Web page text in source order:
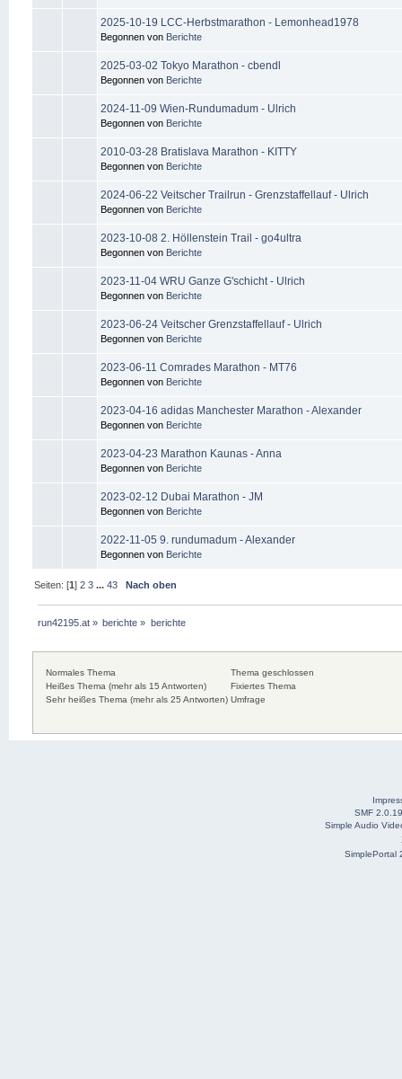
2025-10-19 LCC-Herbstmarathon - Lemonhead1978
Begonnen von Berichte
2025-03-02 Tokyo Marathon - cbendl
Begonnen von Berichte
2024-11-09 Wien-Rundumadum - Ulrich
Begonnen von Berichte
2010-03-28 Bratislava Marathon - KITTY
Begonnen von Berichte
2024-06-22 Veitscher Trailrun - Grenzstaffellauf - Ulrich
Begonnen von Berichte
2023-10-08 2. Höllenstein Trail - go4ultra
Begonnen von Berichte
2023-11-04 WRU Ganze G'schicht - Ulrich
Begonnen von Berichte
2023-06-24 Veitscher Grenzstaffellauf - Ulrich
Begonnen von Berichte
2023-06-11 Comrades Marathon - MT76
Begonnen von Berichte
2023-04-16 adidas Manchester Marathon - Alexander
Begonnen von Berichte
2023-04-23 Marathon Kaunas - Anna
Begonnen von Berichte
2023-02-12 Dubai Marathon - JM
Begonnen von Berichte
2022-11-05 9. rundumadum - Alexander
Begonnen von Berichte
Seiten: [1]2 3 ...43 Nach oben
run42195.at » berichte » berichte
Normales Thema
Heißes Thema (mehr als 15 Antworten)
Sehr heißes Thema (mehr als 25 Antworten)
Thema geschlossen
Fixiertes Thema
Umfrage
SMF 2.0.19
Simple Audio
SimplePortal